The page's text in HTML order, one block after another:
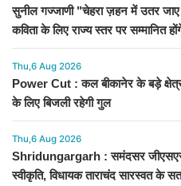
सुनील गज्जाणी "चेहरा ज़हन में उतर
कविता के लिए राज्य स्तर पर सम्मानित
Thu,6 Aug 2026
Power Cut : कल बीकानेर के बड़े
के लिए बिजली रहेगी गुल
Thu,6 Aug 2026
Shridungargarh : समंदसर जीएसएस
स्वीकृति, विधायक ताराचंद सारस्वत के